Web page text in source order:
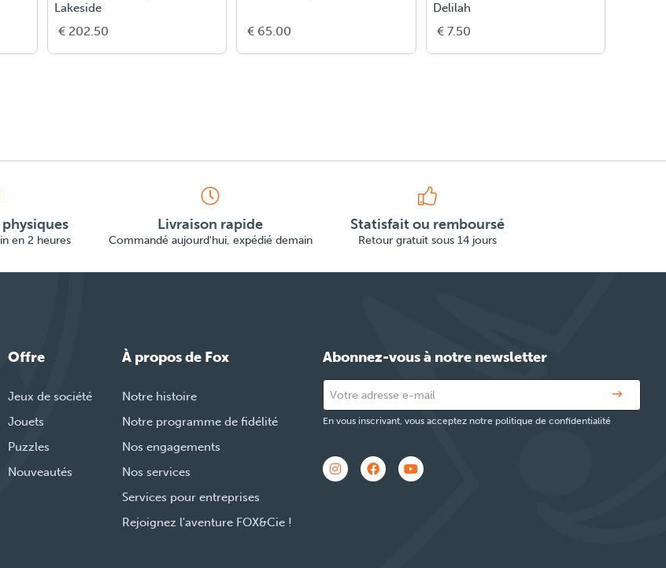
Lakeside
€ 202.50 € 65.00
Delilah
€ 7.50
en 2 heures
Livraison rapide
Commandé aujourd'hui, expédié demain
Statisfait ou remboursé
Retour gratuit sous 14 jours
Offre
Jeux de société
Jouets
Puzzles
Nouveautés
À propos de Fox
Notre histoire
Notre programme de fidélité
Nos engagements
Nos services
Services pour entreprises
Rejoignez l'aventure FOX&Cie !
Abonnez-vous à notre newsletter
En vous inscrivant, vous acceptez notre politique de confidentialité